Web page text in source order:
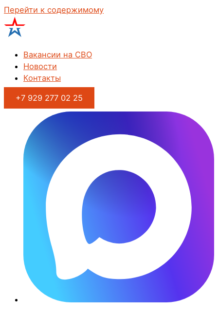
Перейти к содержимому
Вакансии на СВО
Новости
Контакты
+7 929 277 02 25